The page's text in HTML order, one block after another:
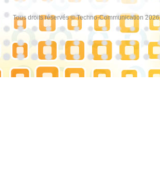
Tous droits réservés © Techno-Communication 2026